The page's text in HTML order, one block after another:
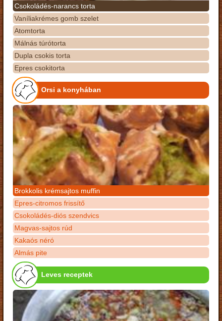
Csokoládés-narancs torta
Vaníliakrémes gomb szelet
Atomtorta
Málnás túrótorta
Dupla csokis torta
Epres csokitorta
Orsi a konyhában
Brokkolis krémsajtos muffin
Epres-citromos frissítő
Csokoládés-diós szendvics
Magvas-sajtos rúd
Kakaós néró
Almás pite
Leves receptek